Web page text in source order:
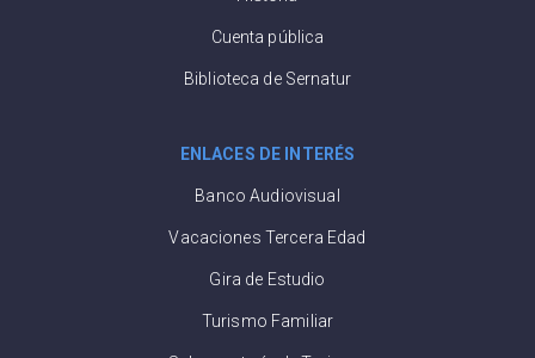
Cuenta pública
Biblioteca de Sernatur
ENLACES DE INTERÉS
Banco Audiovisual
Vacaciones Tercera Edad
Gira de Estudio
Turismo Familiar